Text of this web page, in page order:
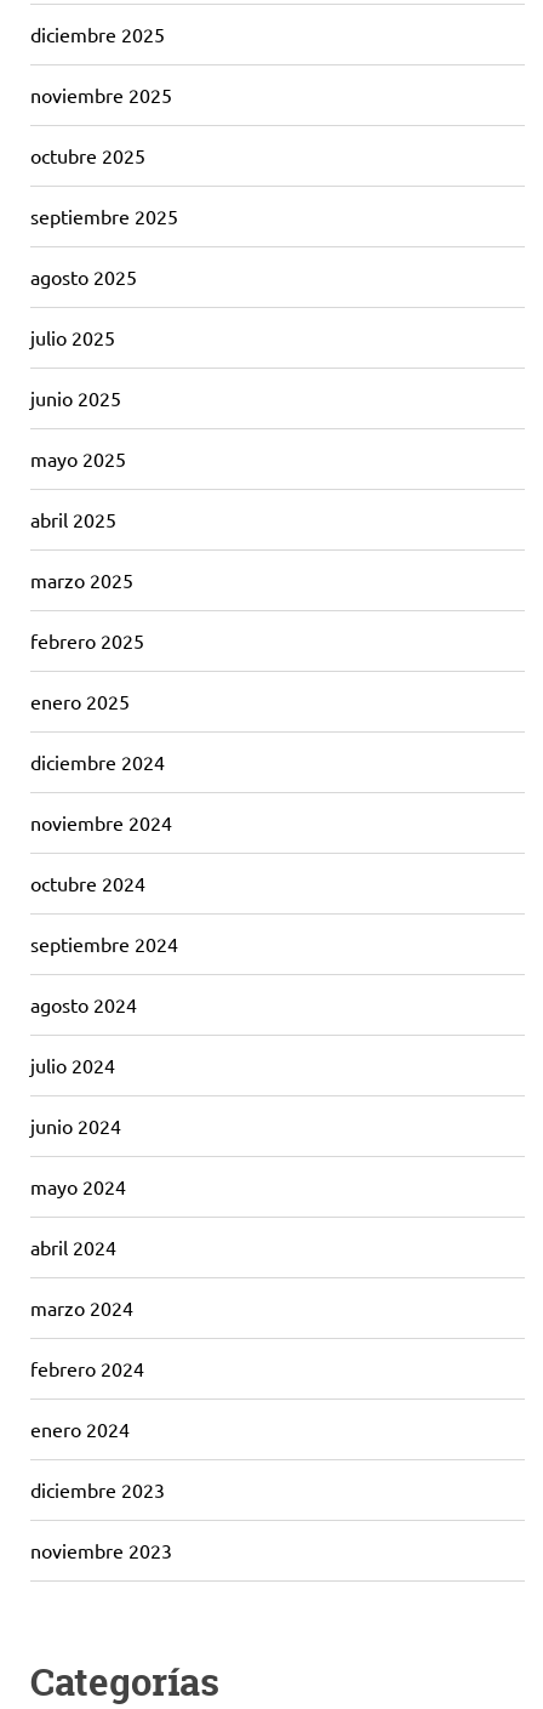
diciembre 2025
noviembre 2025
octubre 2025
septiembre 2025
agosto 2025
julio 2025
junio 2025
mayo 2025
abril 2025
marzo 2025
febrero 2025
enero 2025
diciembre 2024
noviembre 2024
octubre 2024
septiembre 2024
agosto 2024
julio 2024
junio 2024
mayo 2024
abril 2024
marzo 2024
febrero 2024
enero 2024
diciembre 2023
noviembre 2023
Categorías